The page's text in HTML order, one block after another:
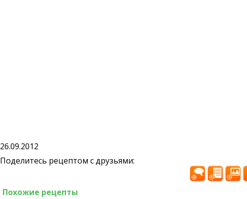
26.09.2012
Поделитесь рецептом с друзьями:
Похожие рецепты